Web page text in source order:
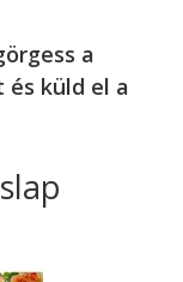
a
és küld el a